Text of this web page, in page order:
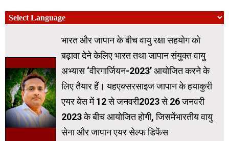
भारत और जापान के बीच वायु रक्षा सहयोग को
बढ़ावा देने केलिए भारत तथा जापान संयुक्त वायु
अभ्यास ‘वीरगार्जियन-2023’ आयोजित करने के
लिए तैयार हैं। यहएक्सरसाइज जापान के हयाकुरी
एयर बेस में 12 से जनवरी2023 से 26 जनवरी
2023 के बीच आयोजित होगी, जिसमेंभारतीय वायु
सेना और जापान एयर सेल्फ डिफेंस